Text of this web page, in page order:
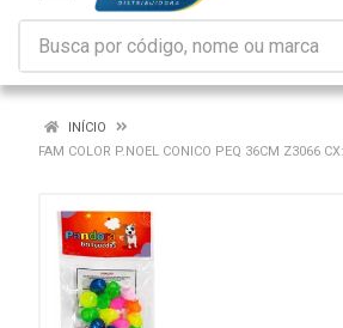
INÍCIO
FAM COLOR P.NOEL CONICO PEQ 36CM Z3066